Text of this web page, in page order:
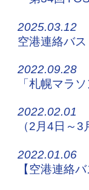
2025.03.12
2022.09.28
2022.02.01
2022.01.06